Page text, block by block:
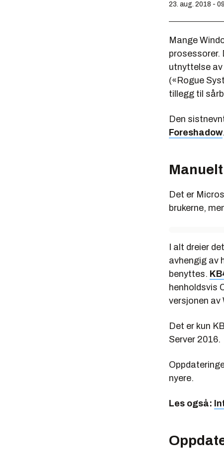
23. aug. 2018 -
Mange
prosessorer.
utnyttelse av
(« Rogue
tillegg til
Den
Foreshadow.
Manuelt
Det er
brukerne,
I alt dreier
avhengig av
benyttes.
henholdsvis
versjonen av
Det er kun
Server 2016.
nyere.
Les også: